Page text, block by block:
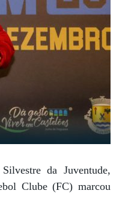
da Juventude,
Clube (FC) marcou